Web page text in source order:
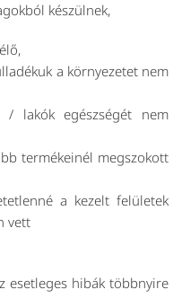
készülnek,
a környezetet nem
egészségét nem
termékeinél megszokott
a kezelt felületek
vett
esetleges hibák többnyire